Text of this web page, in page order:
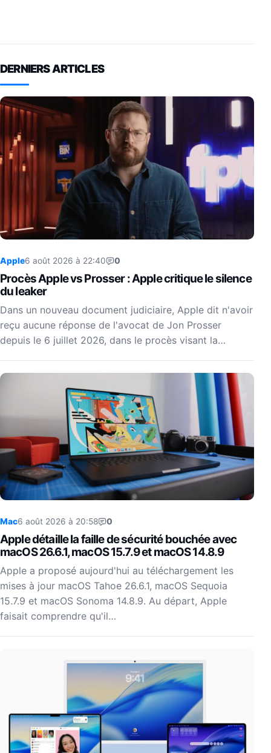
DERNIERS ARTICLES
Apple6 août 2026 à 22:40 0
Procès Apple vs Prosser : Apple critique le silence
du leaker
Dans un nouveau document judiciaire, Apple dit n'avoir
reçu aucune réponse de l'avocat de Jon Prosser
depuis le 6 juillet 2026, dans le procès visant la…
Mac6 août 2026 à 20:58 0
Apple détaille la faille de sécurité bouchée avec
macOS 26.6.1, macOS 15.7.9 et macOS 14.8.9
Apple a proposé aujourd'hui au téléchargement les
mises à jour macOS Tahoe 26.6.1, macOS Sequoia
15.7.9 et macOS Sonoma 14.8.9. Au départ, Apple
faisait comprendre qu'il…